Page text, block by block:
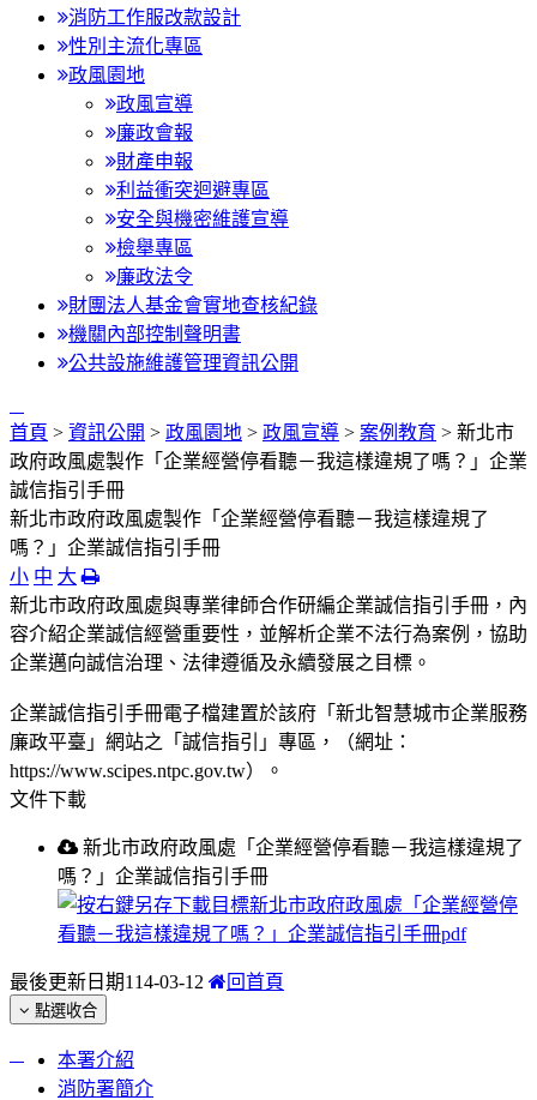
消防工作服改款設計
性別主流化專區
政風園地
政風宣導
廉政會報
財產申報
利益衝突迴避專區
安全與機密維護宣導
檢舉專區
廉政法令
財團法人基金會實地查核紀錄
機關內部控制聲明書
公共設施維護管理資訊公開
首頁 > 資訊公開 > 政風園地 > 政風宣導 > 案例教育 > 新北市
政府政風處製作「企業經營停看聽－我這樣違規了嗎？」企業
誠信指引手冊
新北市政府政風處製作「企業經營停看聽－我這樣違規了
嗎？」企業誠信指引手冊
小 中 大
新北市政府政風處與專業律師合作研編​企業誠信指引手冊，內
容介紹企業誠信經營重要性，並解析企業不法行為案例，協助
企業邁向誠信治理、法律遵循及永續發展之目標。
企業誠信指引手冊電子檔建置於該府「新北智慧城市企業服務
廉政平臺」網站之「誠信指引」專區，（網址：
https://www.scipes.ntpc.gov.tw）。
文件下載
新北市政府政風處「企業經營停看聽－我這樣違規了
嗎？」企業誠信指引手冊
最後更新日期114-03-12 回首頁
點選收合
本署介紹
消防署簡介